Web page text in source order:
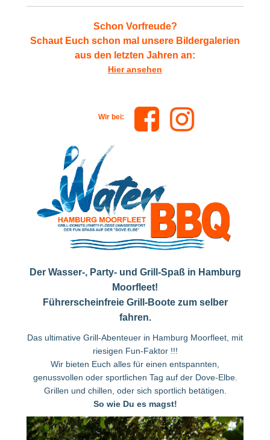
Schon Vorfreude?
Schaut Euch schon mal unsere Bildergalerien
aus den letzten Jahren an:
Hier ansehen
Wir bei:
Der Wasser-, Party- und Grill-Spaß in Hamburg
Moorfleet!
Führerscheinfreie Grill-Boote zum selber
fahren.
Das ultimative Grill-Abenteuer in Hamburg Moorfleet, mit
riesigen Fun-Faktor !!!
Wir bieten Euch alles für einen entspannten,
genussvollen oder sportlichen Tag auf der Dove-Elbe.
Grillen und chillen, oder sich sportlich betätigen.
So wie Du es magst!